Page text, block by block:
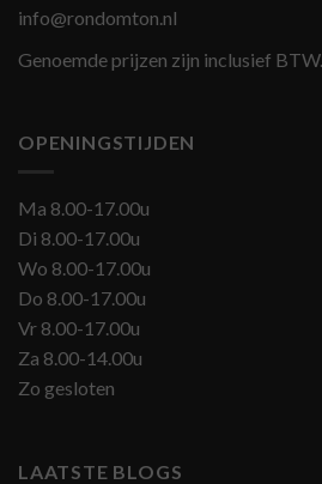
info@rondomton.nl
Genoemde prijzen zijn inclusief BTW.
OPENINGSTIJDEN
Ma 8.00-17.00u
Di 8.00-17.00u
Wo 8.00-17.00u
Do 8.00-17.00u
Vr 8.00-17.00u
Za 8.00-14.00u
Zo gesloten
LAATSTE BLOGS